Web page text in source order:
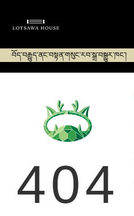
བོད་བརྒྱུད་ནང་བསྟན་གསུང་རབ་སྒྲ་བསྒྱུར་ཁང་།
404